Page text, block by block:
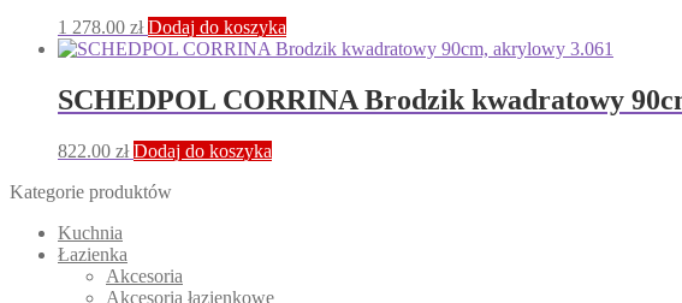
1 278.00 zł Dodaj do koszyka
SCHEDPOL CORRINA Brodzik kwadratowy
822.00 zł Dodaj do koszyka
Kategorie produktów
Kuchnia
Łazienka
Akcesoria
Akcesoria łazienkowe